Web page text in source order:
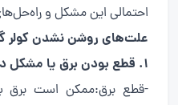
احتمالی این مشکل و
علت‌های روشن نشدن کولر
1. قطع بودن برق یا مشکل در منبع تغذیه:
-قطع برق:ممکن است برق